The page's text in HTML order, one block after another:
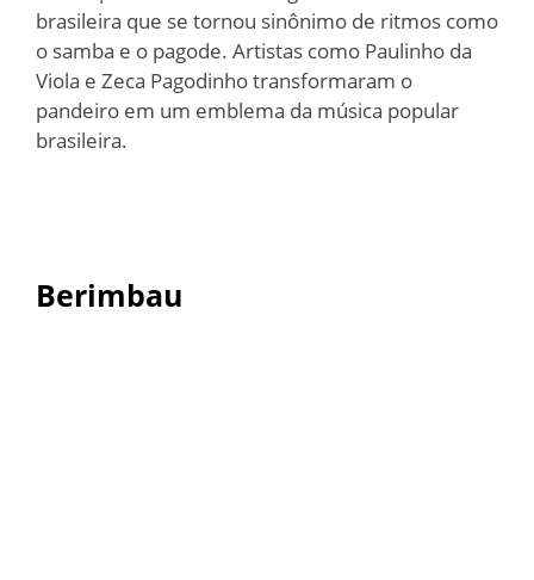
brasileira que se tornou sinônimo de ritmos como
o samba e o pagode. Artistas como Paulinho da
Viola e Zeca Pagodinho transformaram o
pandeiro em um emblema da música popular
brasileira.
Berimbau